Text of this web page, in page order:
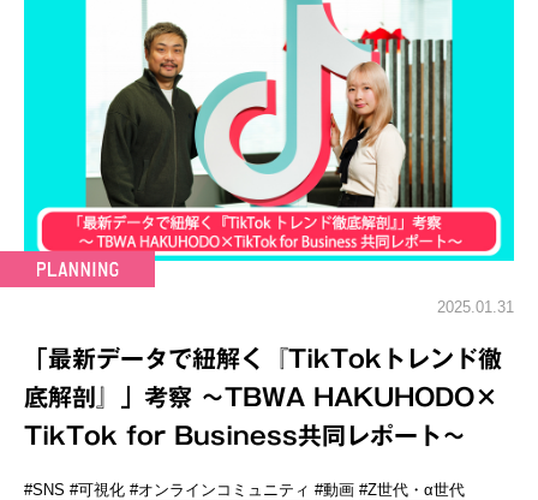
2025.01.31
「最新データで紐解く『TikTokトレンド徹
底解剖』」考察 ～TBWA HAKUHODO×
TikTok for Business共同レポート～
#SNS #可視化 #オンラインコミュニティ #動画 #Z世代・α世代